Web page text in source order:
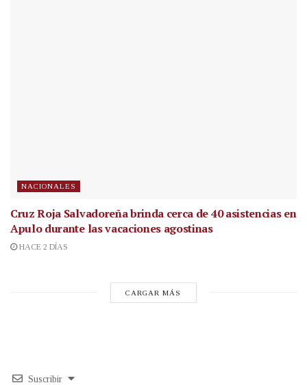
NACIONALES
Cruz Roja Salvadoreña brinda cerca de 40 asistencias en
Apulo durante las vacaciones agostinas
HACE 2 DÍAS
CARGAR MÁS
Suscribir